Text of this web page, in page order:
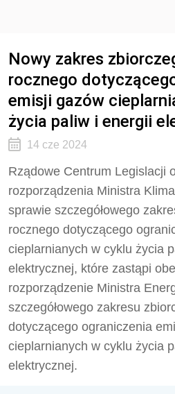
Nowy zakres
rocznego
emisji gazów
życia paliw i energii
14 cze 2024
Rządowe Centrum Legislacji
rozporządzenia Ministra
sprawie szczegółowego
rocznego dotyczącego
cieplarnianych w cyklu życia
elektrycznej, które zastąpi
rozporządzenie Ministra
szczegółowego zakresu
dotyczącego ograniczenia
cieplarnianych w cyklu życia
elektrycznej.